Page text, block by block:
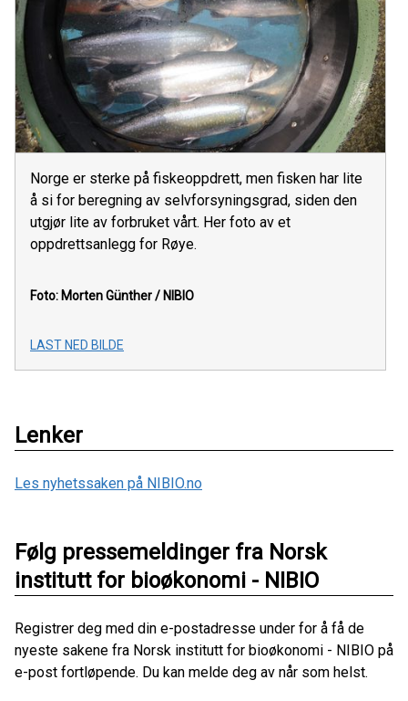
Norge er sterke på fiskeoppdrett, men fisken har lite
å si for beregning av selvforsyningsgrad, siden den
utgjør lite av forbruket vårt. Her foto av et
oppdrettsanlegg for Røye.
Foto: Morten Günther / NIBIO
LAST NED BILDE
Lenker
Les nyhetssaken på NIBIO.no
Følg pressemeldinger fra Norsk
institutt for bioøkonomi - NIBIO
Registrer deg med din e-postadresse under for å få de
nyeste sakene fra Norsk institutt for bioøkonomi - NIBIO på
e-post fortløpende. Du kan melde deg av når som helst.